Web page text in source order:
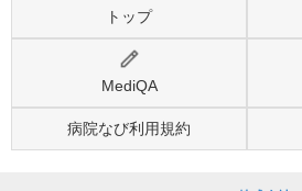
トップ
MediQA
病院なび利用規約